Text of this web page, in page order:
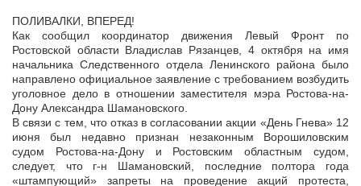
ПОЛИВАЛКИ, ВПЕРЕД!
Как сообщил координатор движения Левый Фронт по
Ростовской области Владислав Рязанцев, 4 октября на имя
начальника Следственного отдела Ленинского района было
направлено официальное заявление с требованием возбудить
уголовное дело в отношении заместителя мэра Ростова-на-
Дону Александра Шамановского.
В связи с тем, что отказ в согласовании акции «День Гнева» 12
июня был недавно признан незаконным Ворошиловским
судом Ростова-на-Дону и Ростовским областным судом,
следует, что г-н Шамановский, последние полтора года
«штампующий» запреты на проведение акций протеста,